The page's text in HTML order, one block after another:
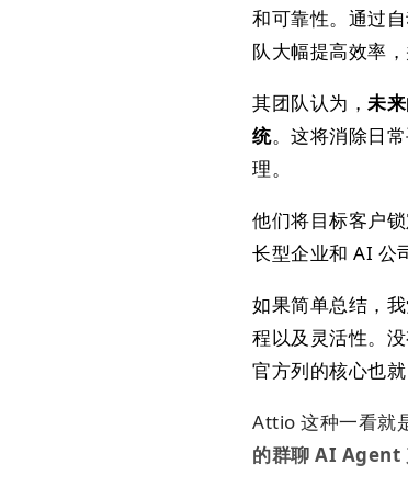
和可靠性。通过
队大幅提高效率
其团队认为，未
统。这将消除日
理。
他们将目标客户
长型企业和 AI 公
如果简单总结，
程以及灵活性。
官方列的核心也
Attio 这种一看就
的群聊 AI Agent